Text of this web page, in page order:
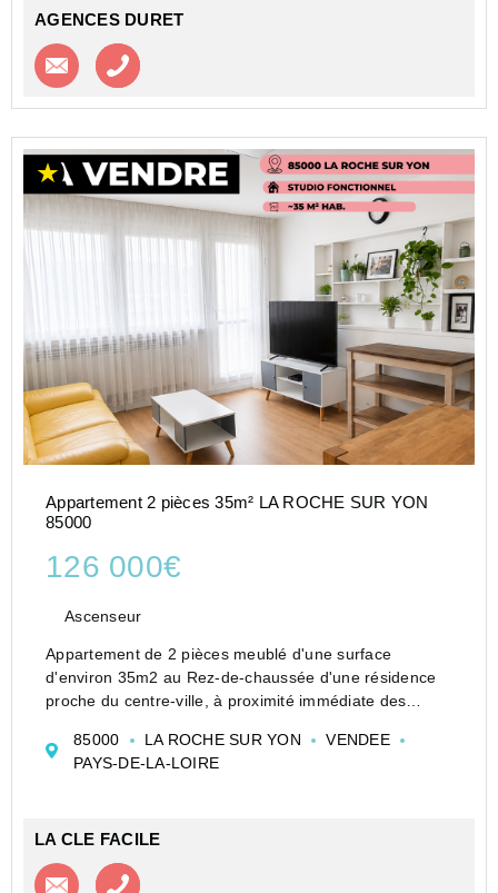
AGENCES DURET
Contacter l'agence
Appartement 2 pièces 35m² LA ROCHE SUR YON
85000
126 000€
Ascenseur
Appartement de 2 pièces meublé d'une surface
d'environ 35m2 au Rez-de-chaussée d'une résidence
proche du centre-ville, à proximité immédiate des
Locataire en place Bail meublé de 12 mois
Loyer men...
85000 LA ROCHE SUR YON
VENDEE
PAYS-DE-LA-LOIRE
LA CLE FACILE
Contacter l'agence